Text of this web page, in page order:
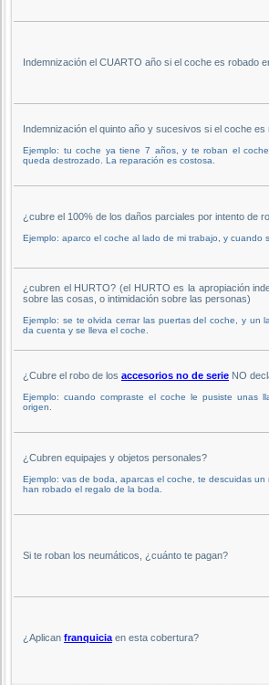
Indemnización el CUARTO año si el coche es robado
Indemnización el quinto año y sucesivos si el coche es
Ejemplo: tu coche ya tiene 7 años, y te roban el
queda destrozado. La reparación es costosa.
¿cubre el 100% de los daños parciales por intento de
Ejemplo: aparco el coche al lado de mi trabajo, y cuando
¿cubren el HURTO? (el HURTO es la apropiación
sobre las cosas, o intimidación sobre las personas)
Ejemplo: se te olvida cerrar las puertas del coche, y un
da cuenta y se lleva el coche.
¿Cubre el robo de los accesorios no de serie NO
Ejemplo: cuando compraste el coche le pusiste unas
origen.
¿Cubren equipajes y objetos personales?
Ejemplo: vas de boda, aparcas el coche, te descuidas
han robado el regalo de la boda.
Si te roban los neumáticos, ¿cuánto te pagan?
¿Aplican franquicia en esta cobertura?